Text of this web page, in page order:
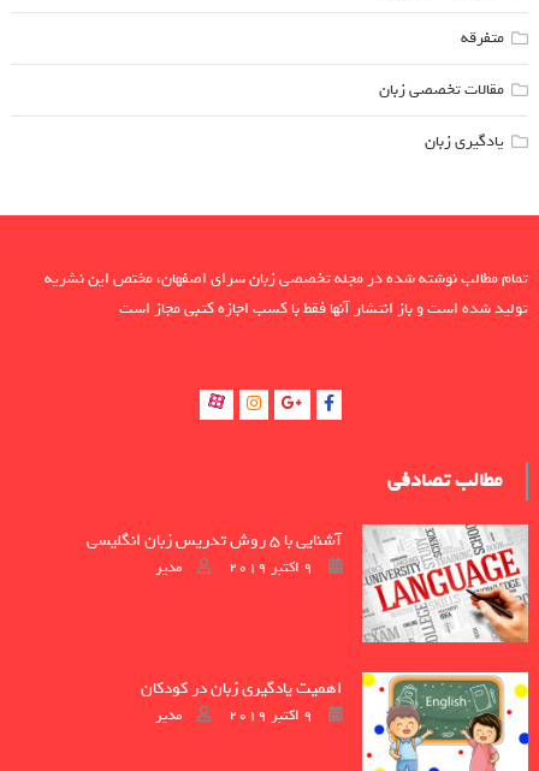
متفرقه
مقالات تخصصی زبان
یادگیری زبان
تمام مطالب نوشته شده در مجله تخصصی زبان سرای اصفهان، مختص این نشریه
تولید شده است و باز انتشار آنها فقط با کسب اجازه کتبی مجاز است
مطالب تصادفی
آشنایی با ۵ روش تدریس زبان انگلیسی
Posted on
9 اکتبر 2019 Author
مدیر
اهمیت یادگیری زبان در کودکان
Posted on
9 اکتبر 2019 Author
مدیر